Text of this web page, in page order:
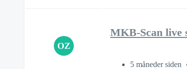
OZ
MKB-Scan live
5 måneder siden